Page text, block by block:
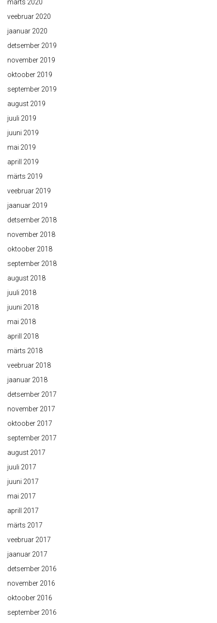
märts 2020
veebruar 2020
jaanuar 2020
detsember 2019
november 2019
oktoober 2019
september 2019
august 2019
juuli 2019
juuni 2019
mai 2019
aprill 2019
märts 2019
veebruar 2019
jaanuar 2019
detsember 2018
november 2018
oktoober 2018
september 2018
august 2018
juuli 2018
juuni 2018
mai 2018
aprill 2018
märts 2018
veebruar 2018
jaanuar 2018
detsember 2017
november 2017
oktoober 2017
september 2017
august 2017
juuli 2017
juuni 2017
mai 2017
aprill 2017
märts 2017
veebruar 2017
jaanuar 2017
detsember 2016
november 2016
oktoober 2016
september 2016